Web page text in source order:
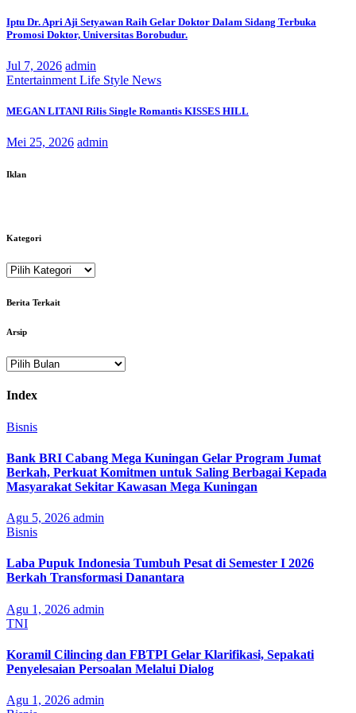
Iptu Dr. Apri Aji Setyawan Raih Gelar Doktor Dalam Sidang Terbuka
Promosi Doktor, Universitas Borobudur.
Jul 7, 2026 admin
Entertainment Life Style News
MEGAN LITANI Rilis Single Romantis KISSES HILL
Mei 25, 2026 admin
Iklan
Kategori
Kategori
Berita Terkait
Arsip
Arsip
Index
Bisnis
Bank BRI Cabang Mega Kuningan Gelar Program Jumat
Berkah, Perkuat Komitmen untuk Saling Berbagai Kepada
Masyarakat Sekitar Kawasan Mega Kuningan
Agu 5, 2026 admin
Bisnis
Laba Pupuk Indonesia Tumbuh Pesat di Semester I 2026
Berkah Transformasi Danantara
Agu 1, 2026 admin
TNI
Koramil Cilincing dan FBTPI Gelar Klarifikasi, Sepakati
Penyelesaian Persoalan Melalui Dialog
Agu 1, 2026 admin